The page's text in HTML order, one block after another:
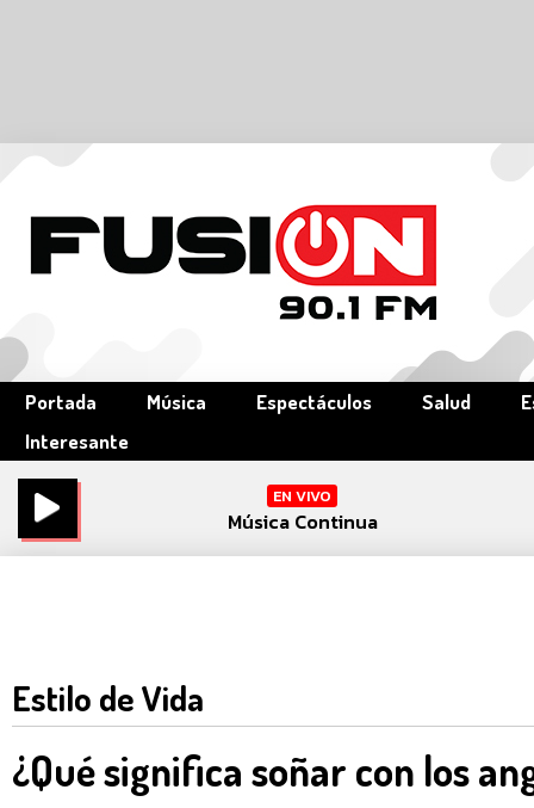
Portada Música Espectáculos Salud
Interesante
EN VIVO
Música Continua
Estilo de Vida
¿Qué significa soñar con los